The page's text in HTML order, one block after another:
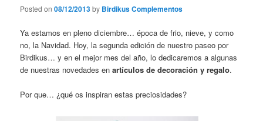
Posted on08/12/2013by Birdikus Complementos
Ya estamos en pleno diciembre… época de frio, nieve, y como
no, la Navidad. Hoy, la segunda edición de nuestro paseo por
Birdikus… y en el mejor mes del año, lo dedicaremos a algunas
de nuestras novedades enartículos de decoración y regalo.
Por que… ¿qué os inspiran estas preciosidades?